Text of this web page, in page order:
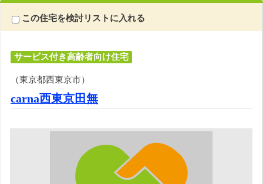
この住宅を検討リストに入れる
サービス付き高齢者向け住宅
（東京都西東京市）
carna西東京田無